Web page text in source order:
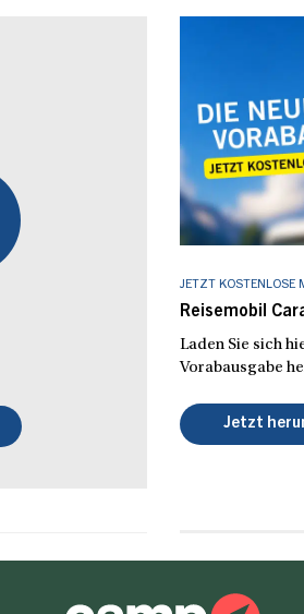
JETZT KOSTENLOSE
Reisemobil
Laden Sie sich
Vorabausgabe
Jetzt